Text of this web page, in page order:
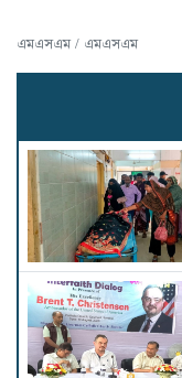
এমএসএম / এমএসএম